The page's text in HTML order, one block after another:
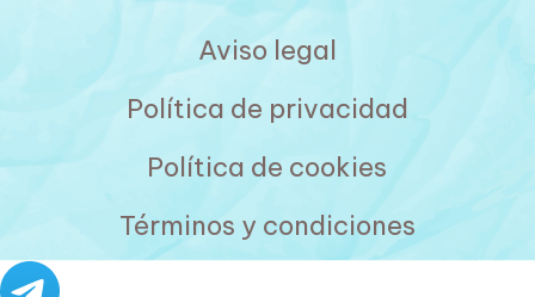
Aviso legal
Política de privacidad
Política de cookies
Términos y condiciones